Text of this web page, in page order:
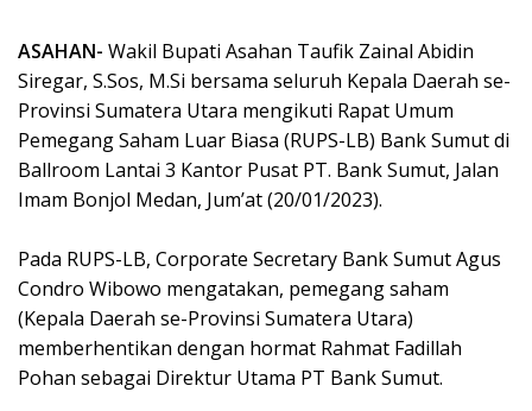
ASAHAN- Wakil Bupati Asahan Taufik Zainal Abidin
Siregar, S.Sos, M.Si bersama seluruh Kepala Daerah se-
Provinsi Sumatera Utara mengikuti Rapat Umum
Pemegang Saham Luar Biasa (RUPS-LB) Bank Sumut di
Ballroom Lantai 3 Kantor Pusat PT. Bank Sumut, Jalan
Imam Bonjol Medan, Jum’at (20/01/2023).
Pada RUPS-LB, Corporate Secretary Bank Sumut Agus
Condro Wibowo mengatakan, pemegang saham
(Kepala Daerah se-Provinsi Sumatera Utara)
memberhentikan dengan hormat Rahmat Fadillah
Pohan sebagai Direktur Utama PT Bank Sumut.